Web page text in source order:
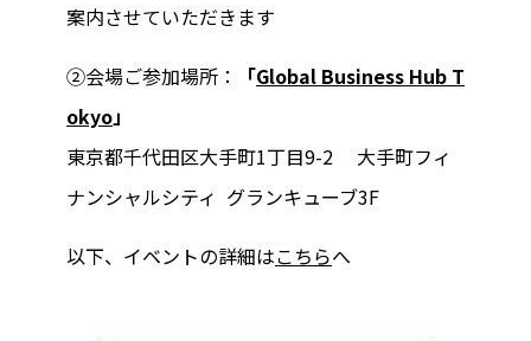
案内させていただきます
②会場ご参加場所： 「Global Business Hub T
okyo」
東京都千代田区大手町1丁目9-2 大手町フィ
ナンシャルシティ グランキューブ3F
以下、イベントの詳細はこちらへ